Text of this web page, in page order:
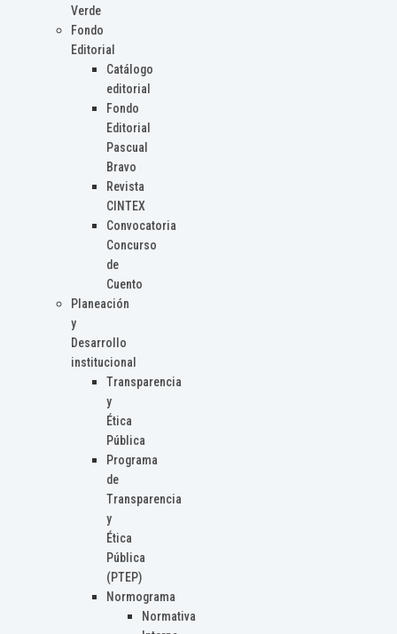
Verde
Fondo
Editorial
Catálogo
editorial
Fondo
Editorial
Pascual
Bravo
Revista
CINTEX
Convocatoria
Concurso
de
Cuento
Planeación
y
Desarrollo
institucional
Transparencia
y
Ética
Pública
Programa
de
Transparencia
y
Ética
Pública
(PTEP)
Normograma
Normativa